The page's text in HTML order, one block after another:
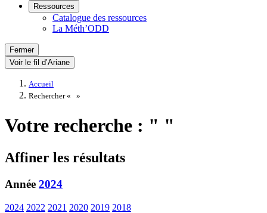
Ressources
Catalogue des ressources
La Méth’ODD
Fermer
Voir le fil d’Ariane
Accueil
Rechercher «
»
Votre recherche : " "
Affiner les résultats
Année 2024
2024 2022 2021 2020 2019 2018